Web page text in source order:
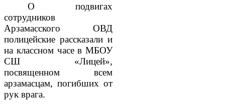
О подвигах
сотрудников
Арзамасского ОВД
полицейские рассказали и
на классном часе в МБОУ
СШ «Лицей»,
посвященном всем
арзамасцам, погибших от
рук врага.